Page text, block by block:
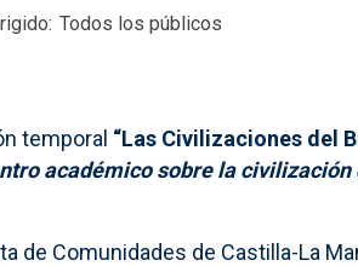
Todos los públicos
temporal “Las Civilizaciones del
académico sobre la
de Comunidades de Castilla-La